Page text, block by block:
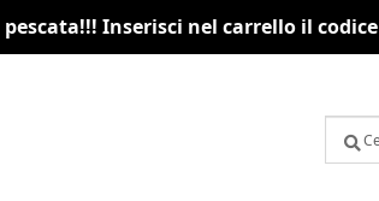
Inserisci nel carrello il codice